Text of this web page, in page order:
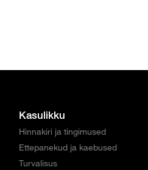
Kasulikku
Hinnakiri ja tingimused
Ettepanekud ja kaebused
Turvalisus